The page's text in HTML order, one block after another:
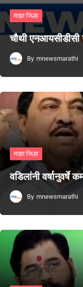
माझा जिल्हा
चौथी एनआयसीडीसी
By mnewsmarathi
माझा जिल्हा
वडिलांनी वर्षानुवर्षे
By mnewsmarathi